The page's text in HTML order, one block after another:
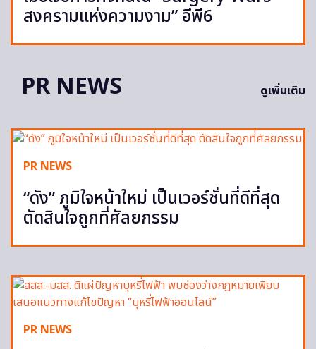
สงครามแห่งความงาม” อีพี6
PR NEWS ดูเพิ่มเติม
PR NEWS
“ดัง” ภูมิใจหน้าใหม่ เป็นเวอร์ชั่นที่ดีที่สุด
ตัดสินใจถูกที่ศัลยกรรม
PR NEWS